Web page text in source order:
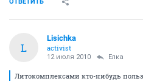
L
Lisichka
activist
12 июля 2010 Ёлка
Литокомплексами кто-нибудь